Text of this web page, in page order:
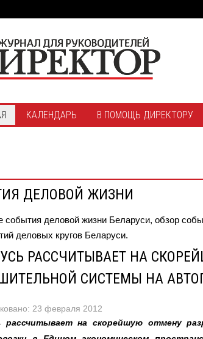
КАЛЕНДАРЬ В ПОМОЩЬ ДИРЕКТОРУ
ДЕЛОВОЙ ЖИЗНИ
события деловой жизни Беларуси, обзор
деловых кругов Беларуси.
РАССЧИТЫВАЕТ НА
СИСТЕМЫ НА
23 февраля 2012
рассчитывает на скорейшую отмену